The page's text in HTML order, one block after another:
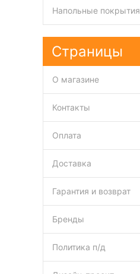
Напольные покрытия
Страницы
О магазине
Контакты
Оплата
Доставка
Гарантия и возврат
Бренды
Политика п/д